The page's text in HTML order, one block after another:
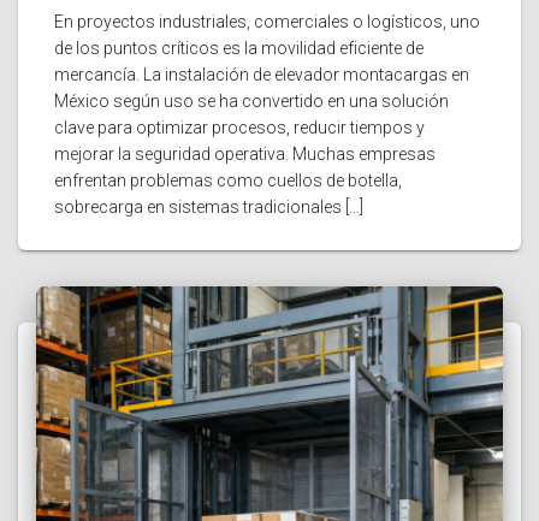
En proyectos industriales, comerciales o logísticos, uno
de los puntos críticos es la movilidad eficiente de
mercancía. La instalación de elevador montacargas en
México según uso se ha convertido en una solución
clave para optimizar procesos, reducir tiempos y
mejorar la seguridad operativa. Muchas empresas
enfrentan problemas como cuellos de botella,
sobrecarga en sistemas tradicionales […]